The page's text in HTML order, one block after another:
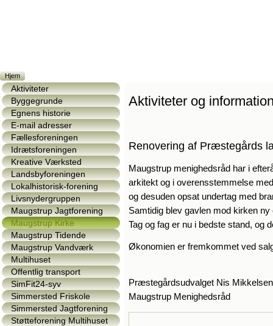
Hjem
Aktiviteter
Byggegrunde
Egnens historie
E-mail adresser
Fællesforeningen
Idrætsforeningen
Kreative Værksted
Landsbyforeningen
Lokalhistorisk-forening
Livsnydergruppen
Maugstrup Jagtforening
Maugstrup Kirke
Maugstrup Tidende
Maugstrup Vandværk
Multihuset
Offentlig transport
SimFit24-syv
Simmersted Friskole
Simmersted Jagtforening
Støtteforening Multihuset
Aktiviteter og
Renovering af Præstegårds
Maugstrup menighedsråd har i
arkitekt og i overensstemmelse
og desuden opsat undertag med
Samtidig blev gavlen mod kirken
Tag og fag er nu i bedste stand,
Økonomien er fremkommet ved
Præstegårdsudvalget Nis Mikkelsen
Maugstrup Menighedsråd